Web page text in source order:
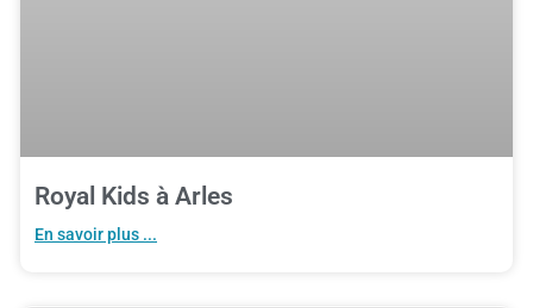
Royal Kids à Arles
En savoir plus ...